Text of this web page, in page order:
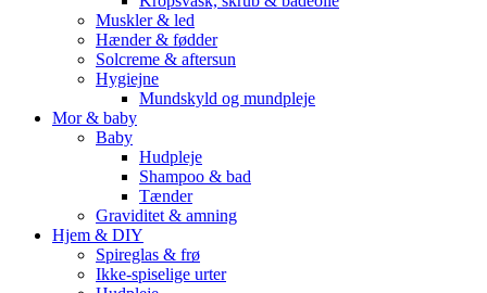
Muskler & led
Hænder & fødder
Solcreme & aftersun
Hygiejne
Mundskyld og mundpleje
Mor & baby
Baby
Hudpleje
Shampoo & bad
Tænder
Graviditet & amning
Hjem & DIY
Spireglas & frø
Ikke-spiselige urter